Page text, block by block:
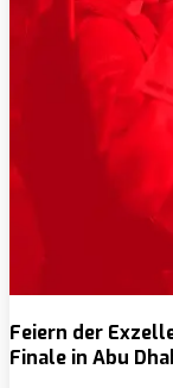
Feiern der
Finale in Abu